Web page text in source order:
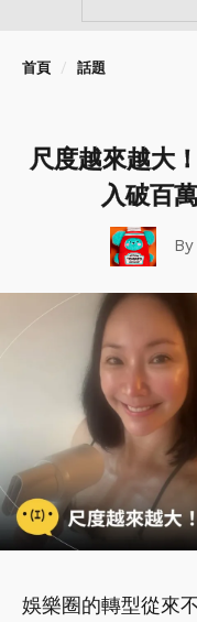
首頁 話題
尺度越來越大
入破百
娛樂圈的轉型從來